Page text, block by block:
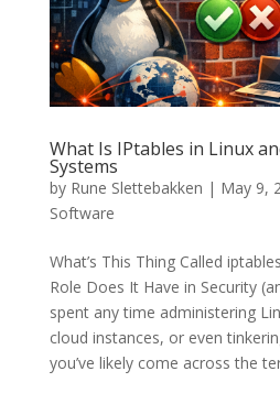
What Is IPtables in Linux
Systems
by Rune Slettebakken | May 9,
Software
What’s This Thing Called
Role Does It Have in Security
spent any time administering
cloud instances, or even
you’ve likely come across the